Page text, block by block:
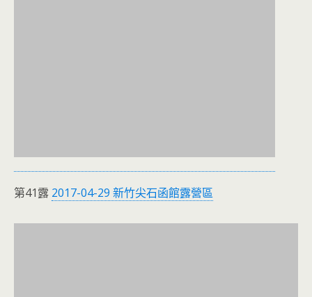
第41露 2017-04-29 新竹尖石函館露營區